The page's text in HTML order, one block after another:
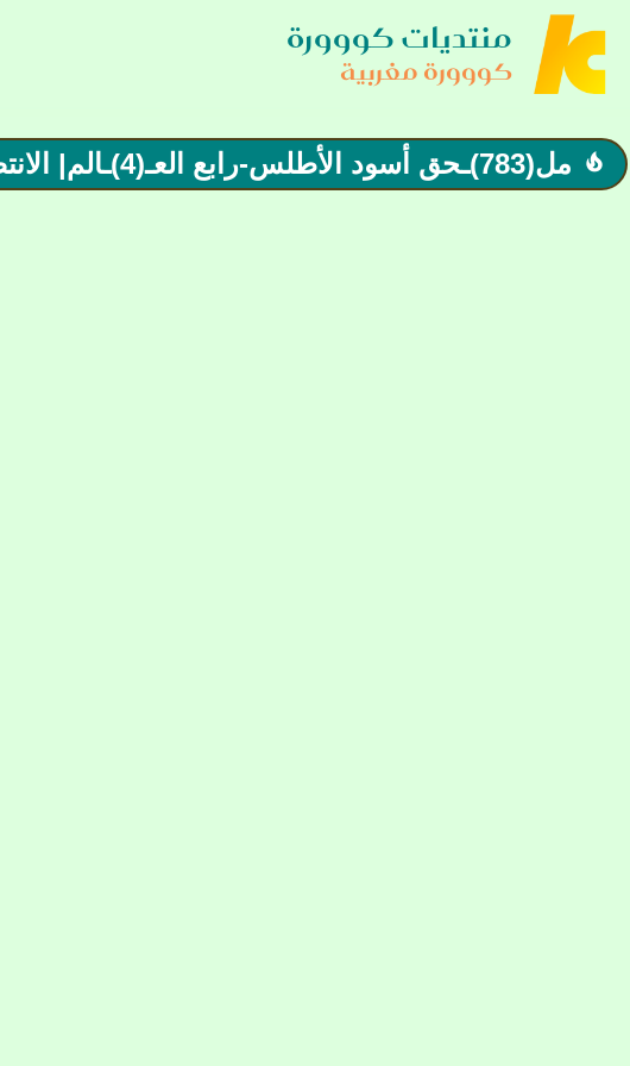
منتديات كووورة
كووورة مغربية
 مل(783)ـحق أسود الأطلس-رابع العـ(4)ـالم| الانتصار الثاني عشر على التوالي في انتظار تحسن الأداء